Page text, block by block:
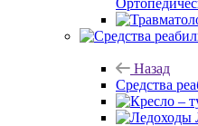
Назад
Средства